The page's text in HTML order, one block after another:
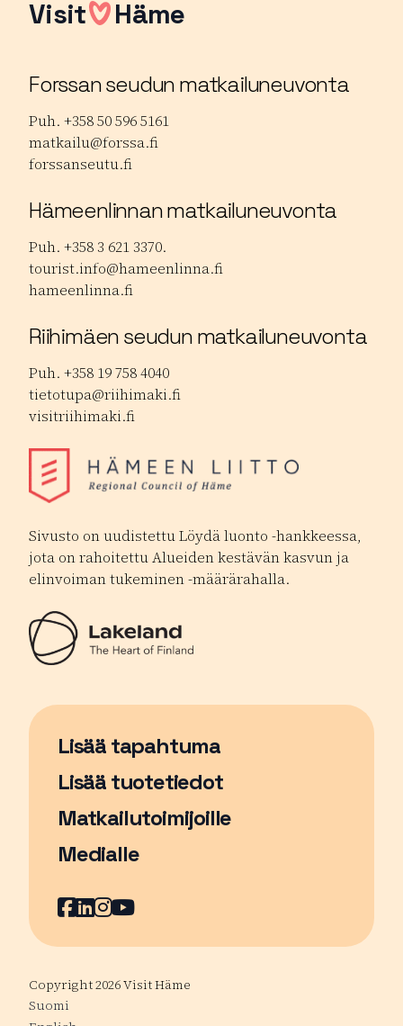
Visit Häme
Forssan seudun matkailuneuvonta
Puh. +358 50 596 5161
matkailu@forssa.fi
forssanseutu.fi
Hämeenlinnan matkailuneuvonta
Puh. +358 3 621 3370.
tourist.info@hameenlinna.fi
hameenlinna.fi
Riihimäen seudun matkailuneuvonta
Puh. +358 19 758 4040
tietotupa@riihimaki.fi
visitriihimaki.fi
Sivusto on uudistettu Löydä luonto -hankkeessa,
jota on rahoitettu Alueiden kestävän kasvun ja
elinvoiman tukeminen -määrärahalla.
Lisää tapahtuma
Sivu avautuu uudessa ikkunassa
Lisää tuotetiedot
Matkailutoimijoille
Medialle
Facebook
Sivu avautuu uudessa ikkunassa
LinkedIn
Sivu avautuu uudessa ikkunassa
Instagram
Sivu avautuu uudessa
YouTube
Sivu avautuu uudessa
Copyright 2026 Visit Häme
Suomi